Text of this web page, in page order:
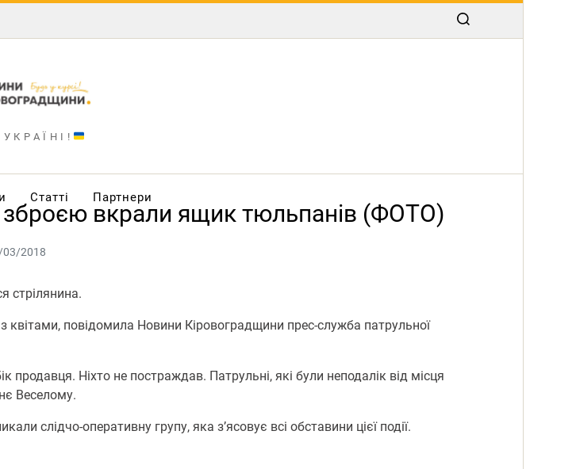
Статті Партнери
зброєю вкрали ящик тюльпанів (ФОТО)
03/2018
стрілянина.
квітами, повідомила Новини Кіровоградщини прес-служба патрульної
продавця. Ніхто не постраждав. Патрульні, які були неподалік від місця
Веселому.
слідчо-оперативну групу, яка з’ясовує всі обставини цієї події.